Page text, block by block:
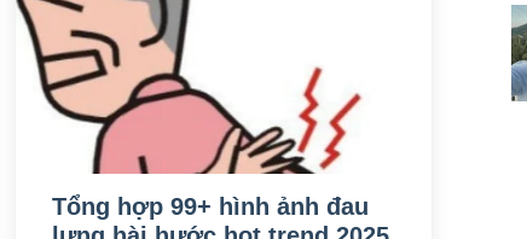
Tổng hợp 99+ hình ảnh đau